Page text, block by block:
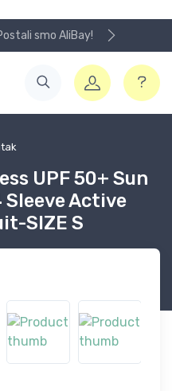
smo AliBay!
UPF 50+ Sun
Active
SIZE S